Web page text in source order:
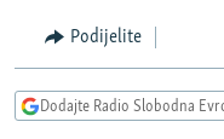
navigaciju
Pređite
na
pretragu
CRNA GORA
VIZUELNO
VIDEO
PODCASTI
Podijelite
Dodajte Radio Slobodna